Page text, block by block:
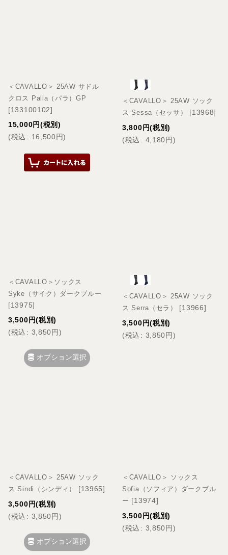
＜CAVALLO＞ 25AW サドル
クロス Palla（パラ）GP
[133100102]
15,000円(税別)
(税込 : 16,500円)
＜CAVALLO＞ 25AW ソック
ス Sessa（セッサ）
[13968]
3,800 円(税別)
(税込 : 4,180円)
＜CAVALLO＞ソックス
Syke（サイク）ダークブルー
[13975]
3,500 円(税別)
(税込 : 3,850円)
オプション選択
＜CAVALLO＞ 25AW ソック
ス Serra（セラ）
[13966]
3,500 円(税別)
(税込 : 3,850円)
＜CAVALLO＞ 25AW ソック
ス Sindi（シンディ）
[13965]
3,500 円(税別)
(税込 : 3,850円)
オプション選択
＜CAVALLO＞ ソックス
Sofia（ソフィア）ダークブル
ー [13974]
3,500 円(税別)
(税込 : 3,850円)